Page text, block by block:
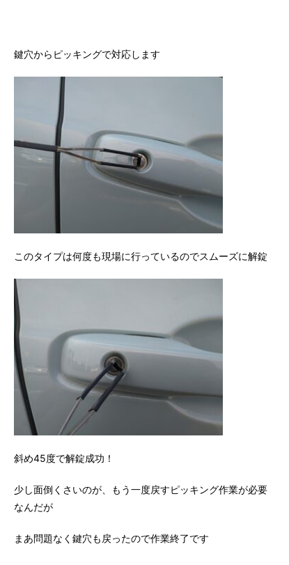
鍵穴からピッキングで対応します
このタイプは何度も現場に行っているのでスムーズに解錠
斜め45度で解錠成功！
少し面倒くさいのが、もう一度戻すピッキング作業が必要
なんだが
まあ問題なく鍵穴も戻ったので作業終了です